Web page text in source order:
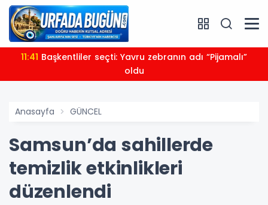
11:41
oldu
Anasayfa GÜNCEL
Samsun’da sahillerde
temizlik etkinlikleri
düzenlendi